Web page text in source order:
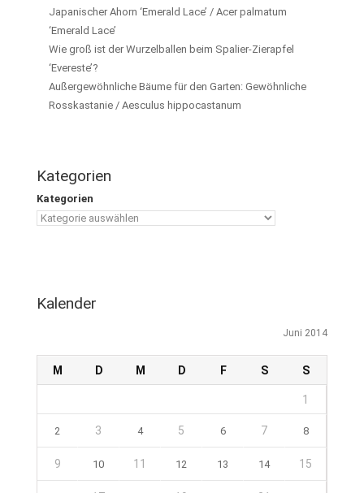
Japanischer Ahorn ‘Emerald Lace’ / Acer palmatum
‘Emerald Lace’
Wie groß ist der Wurzelballen beim Spalier-Zierapfel
‘Evereste’?
Außergewöhnliche Bäume für den Garten: Gewöhnliche
Rosskastanie / Aesculus hippocastanum
Kategorien
Kategorien
Kalender
Juni 2014
M D M D F S S
1
2 3 4 5 6 7 8
9 10 11 12 13 14 15